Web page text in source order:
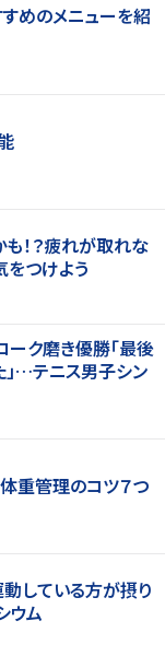
めのメニューを紹
！？疲れが取れな
つけよう
ーク磨き優勝「最後
…テニス男子シン
体重管理のコツ７つ
動している方が摂り
ウム